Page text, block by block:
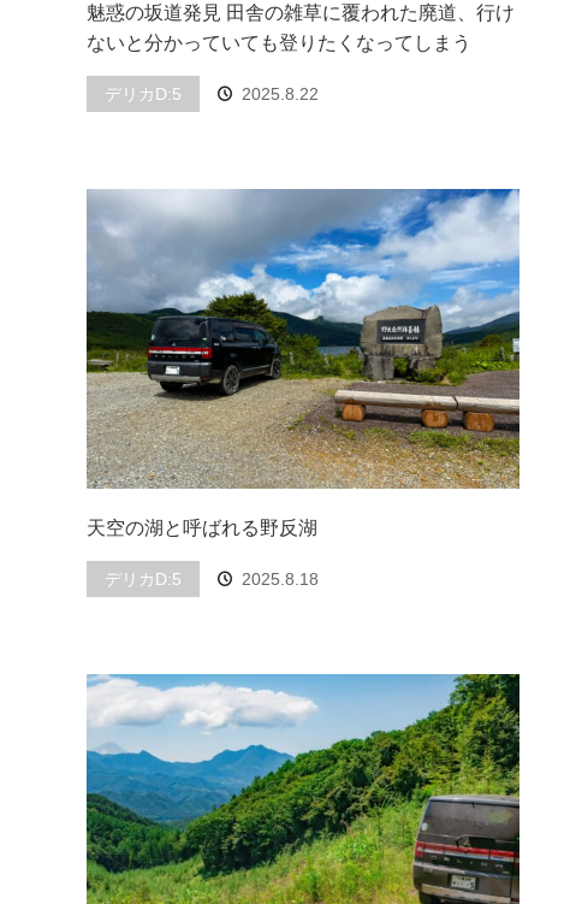
魅惑の坂道発見 田舎の雑草に覆われた廃道、行け
ないと分かっていても登りたくなってしまう
デリカD:5 2025.8.22
天空の湖と呼ばれる野反湖
デリカD:5 2025.8.18